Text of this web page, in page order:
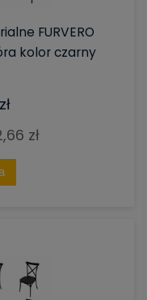
FURVERO
kolor czarny
zł